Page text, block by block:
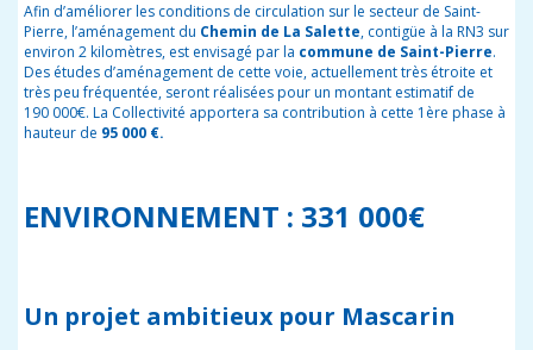
Afin d’améliorer les conditions de circulation sur le secteur de Saint-
Pierre, l’aménagement du Chemin de La Salette, contigüe à la RN3 sur
environ 2 kilomètres, est envisagé par la commune de Saint-Pierre.
Des études d’aménagement de cette voie, actuellement très étroite et
très peu fréquentée, seront réalisées pour un montant estimatif de
190 000€. La Collectivité apportera sa contribution à cette 1 ère phase à
hauteur de 95 000 €.
ENVIRONNEMENT : 331 000€
Un projet ambitieux pour Mascarin